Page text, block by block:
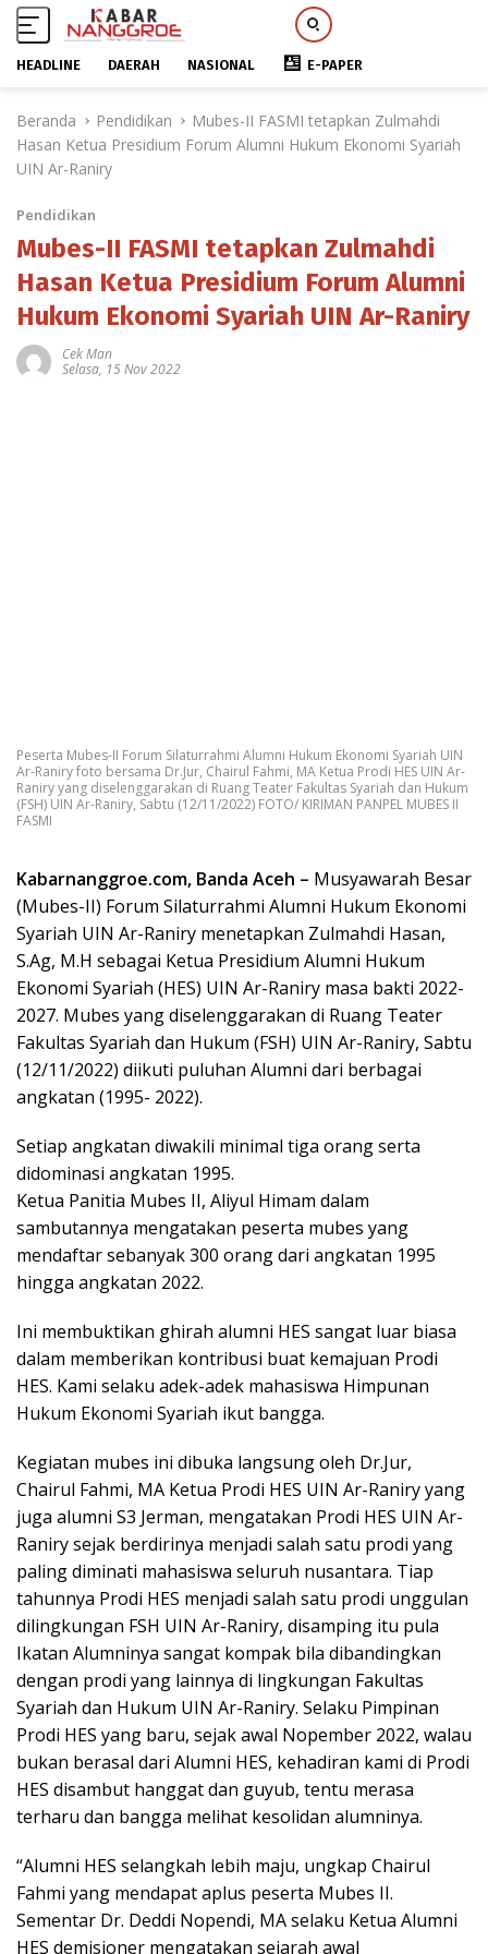
HEADLINE DAERAH NASIONAL E-PAPER
Beranda Pendidikan
Mubes-II FASMI tetapkan Zulmahdi
Hasan Ketua Presidium Forum Alumni Hukum Ekonomi Syariah
UIN Ar-Raniry
Pendidikan
Mubes-II FASMI tetapkan Zulmahdi
Hasan Ketua Presidium Forum Alumni
Hukum Ekonomi Syariah UIN Ar-Raniry
Cek Man
Selasa, 15 Nov 2022
Peserta Mubes-II Forum Silaturrahmi Alumni Hukum Ekonomi Syariah UIN
Ar-Raniry foto bersama Dr.Jur, Chairul Fahmi, MA Ketua Prodi HES UIN Ar-
Raniry yang diselenggarakan di Ruang Teater Fakultas Syariah dan Hukum
(FSH) UIN Ar-Raniry, Sabtu (12/11/2022) FOTO/ KIRIMAN PANPEL MUBES II
FASMI
Kabarnanggroe.com, Banda Aceh – Musyawarah Besar
(Mubes-II) Forum Silaturrahmi Alumni Hukum Ekonomi
Syariah UIN Ar-Raniry menetapkan Zulmahdi Hasan,
S.Ag, M.H sebagai Ketua Presidium Alumni Hukum
Ekonomi Syariah (HES) UIN Ar-Raniry masa bakti 2022-
2027. Mubes yang diselenggarakan di Ruang Teater
Fakultas Syariah dan Hukum (FSH) UIN Ar-Raniry, Sabtu
(12/11/2022) diikuti puluhan Alumni dari berbagai
angkatan (1995- 2022).
Setiap angkatan diwakili minimal tiga orang serta
didominasi angkatan 1995.
Ketua Panitia Mubes II, Aliyul Himam dalam
sambutannya mengatakan peserta mubes yang
mendaftar sebanyak 300 orang dari angkatan 1995
hingga angkatan 2022.
Ini membuktikan ghirah alumni HES sangat luar biasa
dalam memberikan kontribusi buat kemajuan Prodi
HES. Kami selaku adek-adek mahasiswa Himpunan
Hukum Ekonomi Syariah ikut bangga.
Kegiatan mubes ini dibuka langsung oleh Dr.Jur,
Chairul Fahmi, MA Ketua Prodi HES UIN Ar-Raniry yang
juga alumni S3 Jerman, mengatakan Prodi HES UIN Ar-
Raniry sejak berdirinya menjadi salah satu prodi yang
paling diminati mahasiswa seluruh nusantara. Tiap
tahunnya Prodi HES menjadi salah satu prodi unggulan
dilingkungan FSH UIN Ar-Raniry, disamping itu pula
Ikatan Alumninya sangat kompak bila dibandingkan
dengan prodi yang lainnya di lingkungan Fakultas
Syariah dan Hukum UIN Ar-Raniry. Selaku Pimpinan
Prodi HES yang baru, sejak awal Nopember 2022, walau
bukan berasal dari Alumni HES, kehadiran kami di Prodi
HES disambut hanggat dan guyub, tentu merasa
terharu dan bangga melihat kesolidan alumninya.
“Alumni HES selangkah lebih maju, ungkap Chairul
Fahmi yang mendapat aplus peserta Mubes II.
Sementar Dr. Deddi Nopendi, MA selaku Ketua Alumni
HES demisioner mengatakan sejarah awal